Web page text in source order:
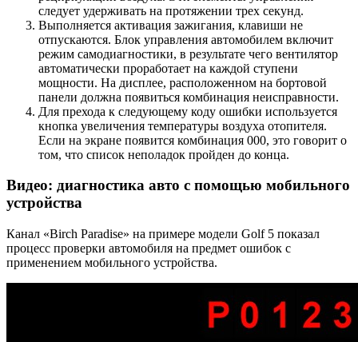
следует удерживать на протяжении трех секунд.
Выполняется активация зажигания, клавиши не
отпускаются. Блок управления автомобилем включит
режим самодиагностики, в результате чего вентилятор
автоматически проработает на каждой ступени
мощности. На дисплее, расположенном на бортовой
панели должна появиться комбинация неисправности.
Для прехода к следующему коду ошибки используется
кнопка увеличения температуры воздуха отопителя.
Если на экране появится комбинация 000, это говорит о
том, что список неполадок пройден до конца.
Видео: диагностика авто с помощью мобильного
устройства
Канал «Birch Paradise» на примере модели Golf 5 показал
процесс проверки автомобиля на предмет ошибок с
применением мобильного устройства.